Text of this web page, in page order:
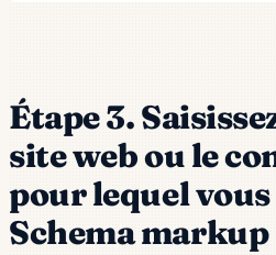
Étape 3.
site web ou le
pour lequel
Schema markup